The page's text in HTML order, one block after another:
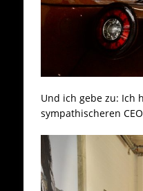
Und ich gebe zu: Ich
sympathischeren